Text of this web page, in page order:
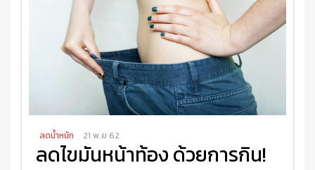
ลดน้ำหนัก 21 พ.ย 62
ลดไขมันหน้าท้อง ด้วยการกิน!